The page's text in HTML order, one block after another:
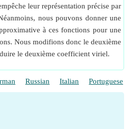
leur représentation précise par
nous pouvons donner une
à ces fonctions pour une
Nous modifions donc le deuxième
le deuxième coefficient viriel.
Russian Italian Portuguese